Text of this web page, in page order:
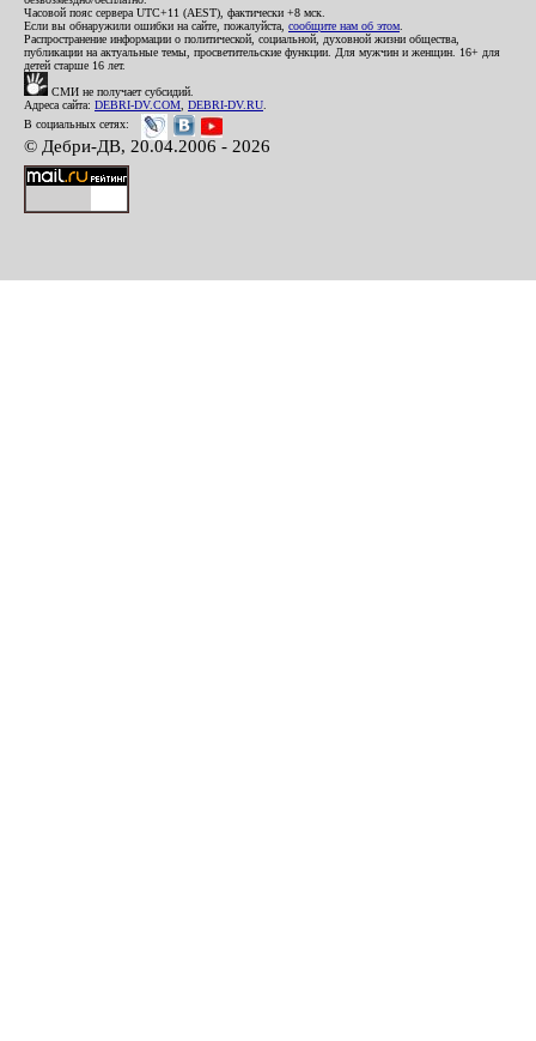
Часовой пояс сервера UTC+11 (AEST), фактически +8 мск.
Если вы обнаружили ошибки на сайте, пожалуйста, сообщите нам об этом
Распространение информации о политической, социальной, духовной жизни общества,
публикации на актуальные темы, просветительские функции. Для мужчин и женщин. 16+ для
детей старше 16 лет.
СМИ не получает субсидий.
Адреса сайта: DEBRI-DV.COM DEBRI-DV.RU
В социальных сетях:
© Дебри-ДВ, 20.04.2006 - 2026